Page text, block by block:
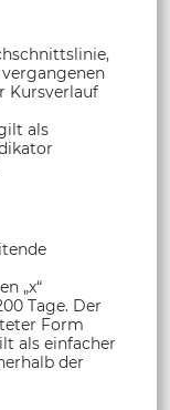
Kursverlauf
als
„x“
Tage. Der
Form
als einfacher
der